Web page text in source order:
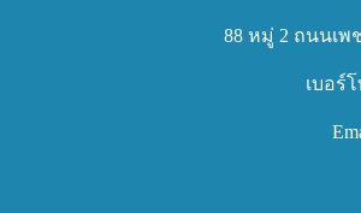
88 หมู่ 2 ถนนเพ
เบอร์